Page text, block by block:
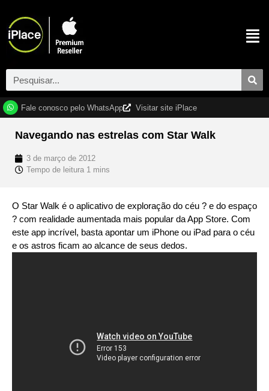
Fale conosco pelo WhatsApp Visitar site iPlace
Navegando nas estrelas com Star Walk
3 de março de 2012
O Star Walk é o aplicativo de exploração do céu ? e do espaço
? com realidade aumentada mais popular da App Store. Com
este app incrível, basta apontar um iPhone ou iPad para o céu
e os astros ficam ao alcance de seus dedos.